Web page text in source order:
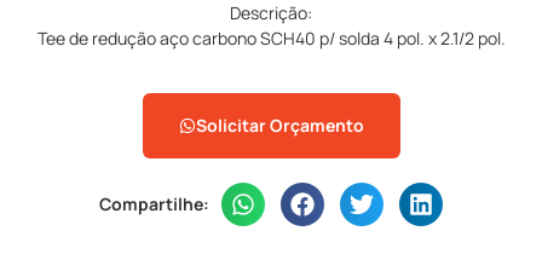
Descrição:
Tee de redução aço carbono SCH40 p/ solda 4 pol. x 2.1/2 pol.
Solicitar Orçamento
Compartilhe: